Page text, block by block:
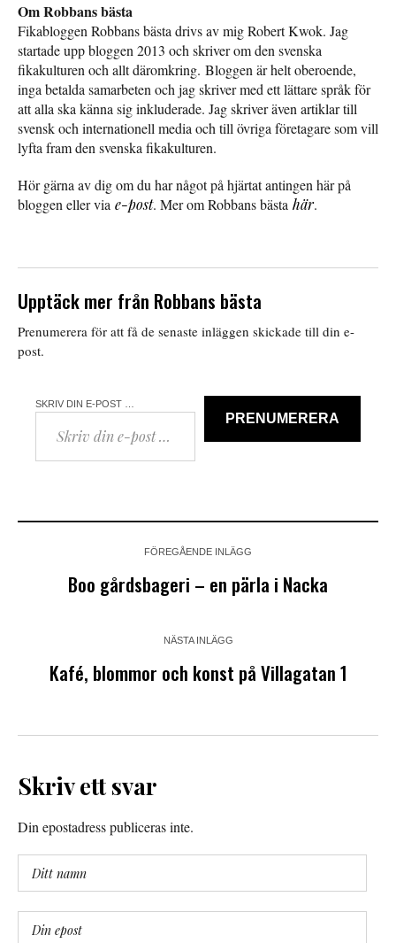
Om Robbans bästa
Fikabloggen Robbans bästa drivs av mig Robert Kwok. Jag
startade upp bloggen 2013 och skriver om den svenska
fikakulturen och allt däromkring. Bloggen är helt oberoende,
inga betalda samarbeten och jag skriver med ett lättare språk för
att alla ska känna sig inkluderade. Jag skriver även artiklar till
svensk och internationell media och till övriga företagare som vill
lyfta fram den svenska fikakulturen.
Hör gärna av dig om du har något på hjärtat antingen här på
bloggen eller via e-post. Mer om Robbans bästa här.
Upptäck mer från Robbans bästa
Prenumerera för att få de senaste inläggen skickade till din e-
post.
SKRIV DIN E-POST …
PRENUMERERA
FÖREGÅENDE INLÄGG
Boo gårdsbageri – en pärla i Nacka
NÄSTA INLÄGG
Kafé, blommor och konst på Villagatan 1
Skriv ett svar
Din epostadress publiceras inte.